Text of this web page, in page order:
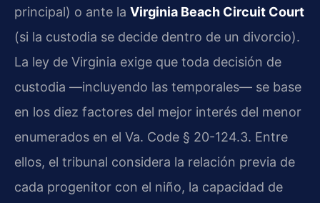
principal) o ante la Virginia Beach Circuit Court
(si la custodia se decide dentro de un divorcio).
La ley de Virginia exige que toda decisión de
custodia —incluyendo las temporales— se base
en los diez factores del mejor interés del menor
enumerados en el Va. Code § 20-124.3. Entre
ellos, el tribunal considera la relación previa de
cada progenitor con el niño, la capacidad de